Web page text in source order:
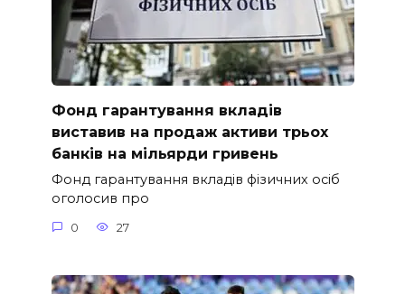
Фонд гарантування вкладів
виставив на продаж активи трьох
банків на мільярди гривень
Фонд гарантування вкладів фізичних осіб
оголосив про
0 27